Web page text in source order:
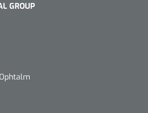
GROUP